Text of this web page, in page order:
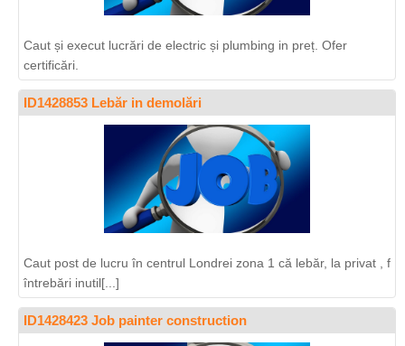
Caut și execut lucrări de electric și plumbing in preț. Ofer
certificări.
ID1428853 Lebăr in demolări
Caut post de lucru în centrul Londrei zona 1 că lebăr, la privat , f
întrebări inutil[...]
ID1428423 Job painter construction